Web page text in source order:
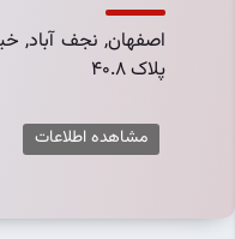
اصفهان, نجف آباد,
پلاک 40.8
مشاهده اطلاعات